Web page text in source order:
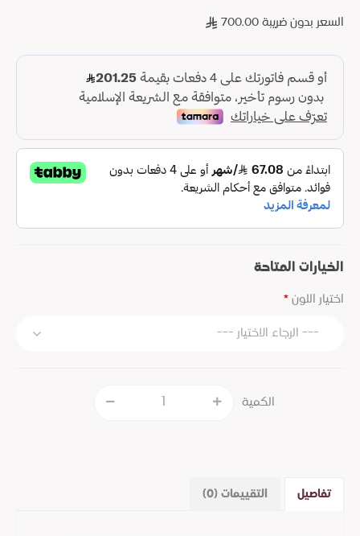
السعر بدون ضريبة 700.00
الخيارات المتاحة
اختيار اللون
الكمية
تفاصيل التقييمات (0)